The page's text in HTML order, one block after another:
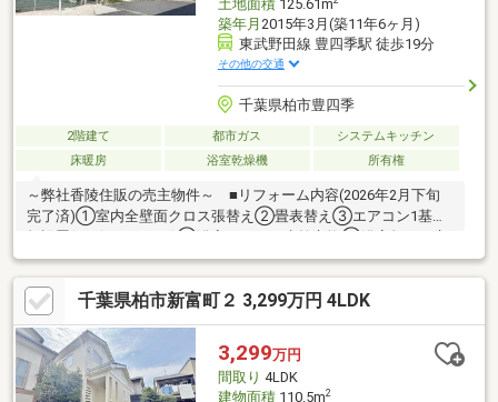
土地面積125.61m
築年月 2015年3月(築11年6ヶ月)
東武野田線 豊四季駅 徒歩19分
その他の交通
千葉県柏市豊四季
2階建て 都市ガス
システムキッチン
床暖房
浴室乾燥機 所有権
～弊社香陵住販の売主物件～ ■リフォーム内容(2026年2月下旬
完了済)①室内全壁面クロス張替え②畳表替え③エアコン1基新
規設置(リビング5.6Kw)④浴室シャワー水栓交換⑤浴室折れ戸交
換⑥洗面化粧台交換⑦ウォシュレット交換(1階・2階)⑧リビン
グ床リペア補修⑨網戸全張替え⑩室内クリーニング 等■設備・
仕様等〇全館空調〇エネファーム(家庭用燃料電池システム)〇床
暖房〇システムキッチン〇一坪ユニットバス〇浴室乾燥機〇TVイ
ンターホン〇縦列にて2台分駐車可（車種による）■その他〇長期
優良住宅〇施工会社：住友林業株式会社
千葉県柏市新富町２ 3,299万円 4LDK
3,299万円
間取り 4LDK
建物面積110.5m2